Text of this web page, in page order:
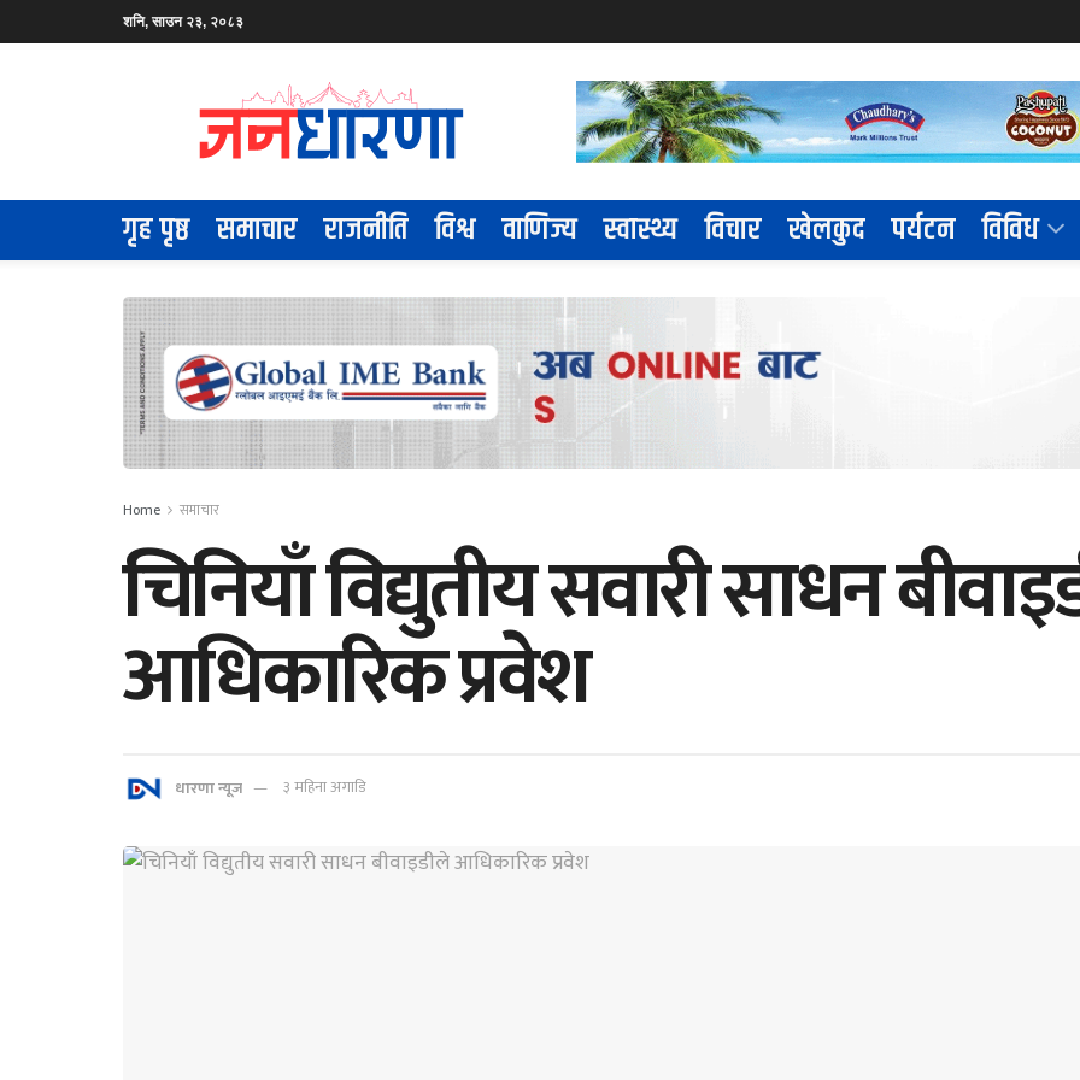
शनि, साउन २३, २०८३
गृह पृष्ठ समाचार राजनीति विश्व वाणिज्य स्वास्थ्य विचार खेलकुद पर्यटन विविध
Home समाचार
चिनियाँ विद्युतीय सवारी साधन
आधिकारिक प्रवेश
धारणा न्यूज ३ महिना अगाडि